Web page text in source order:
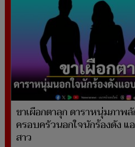
ขาเผือกตาลุก ดาราหนุ่มภาพ
ครอบครัวนอกใจนักร้องดัง
สาว